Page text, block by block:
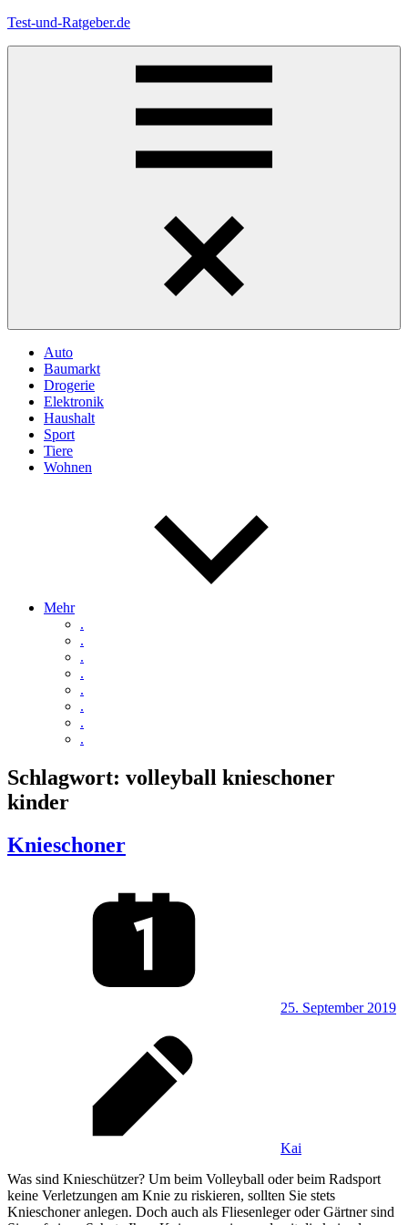
Zum
Test-und-Ratgeber.de
Auto
Baumarkt
Drogerie
Elektronik
Haushalt
Sport
Tiere
Wohnen
Mehr
.
.
.
.
.
.
.
.
Schlagwort: volleyball knieschoner
kinder
Knieschoner
25. September 2019
Kai
Was sind Knieschützer? Um beim Volleyball oder beim Radsport
keine Verletzungen am Knie zu riskieren, sollten Sie stets
Knieschoner anlegen. Doch auch als Fliesenleger oder Gärtner sind